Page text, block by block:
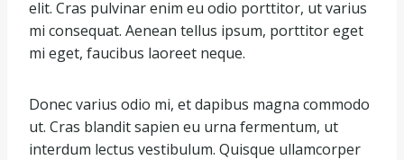
elit. Cras pulvinar enim eu odio porttitor, ut varius
mi consequat. Aenean tellus ipsum, porttitor eget
mi eget, faucibus laoreet neque.
Donec varius odio mi, et dapibus magna commodo
ut. Cras blandit sapien eu urna fermentum, ut
interdum lectus vestibulum. Quisque ullamcorper